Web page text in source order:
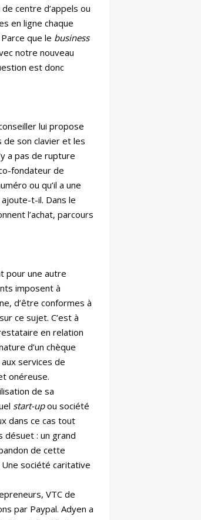
centre d’appels ou
en ligne chaque
que le business
notre nouveau
est donc
lui propose
son clavier et les
a pas de rupture
fondateur de
ou qu’il a une
t-il. Dans le
l’achat, parcours
pour une autre
imposent à
d’être conformes à
ce sujet. C’est à
en relation
d’un chèque
services de
onéreuse.
de sa
start-upou société
dans ce cas tout
désuet : un grand
de cette
société caritative
VTC de
par Paypal. Adyen a